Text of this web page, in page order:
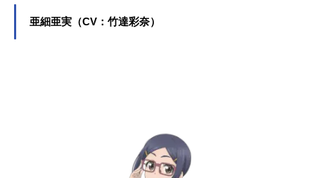
ど、人気作品のキャラクターを多く
亜細亜実（CV：竹達彩奈）